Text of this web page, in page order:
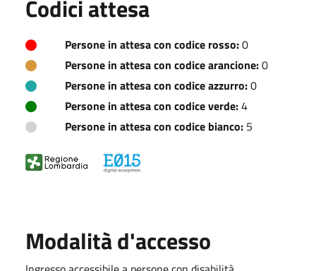
Codici attesa
Persone in attesa con codice rosso:0
Persone in attesa con codice arancione:0
Persone in attesa con codice azzurro:0
Persone in attesa con codice verde:4
Persone in attesa con codice bianco: 5
Modalità d'accesso